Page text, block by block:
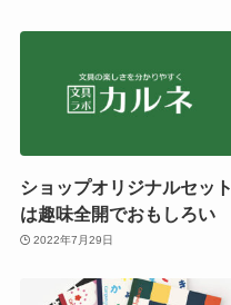
ショップオリジナルセット
は趣味全開でおもしろい
2022年7月29日